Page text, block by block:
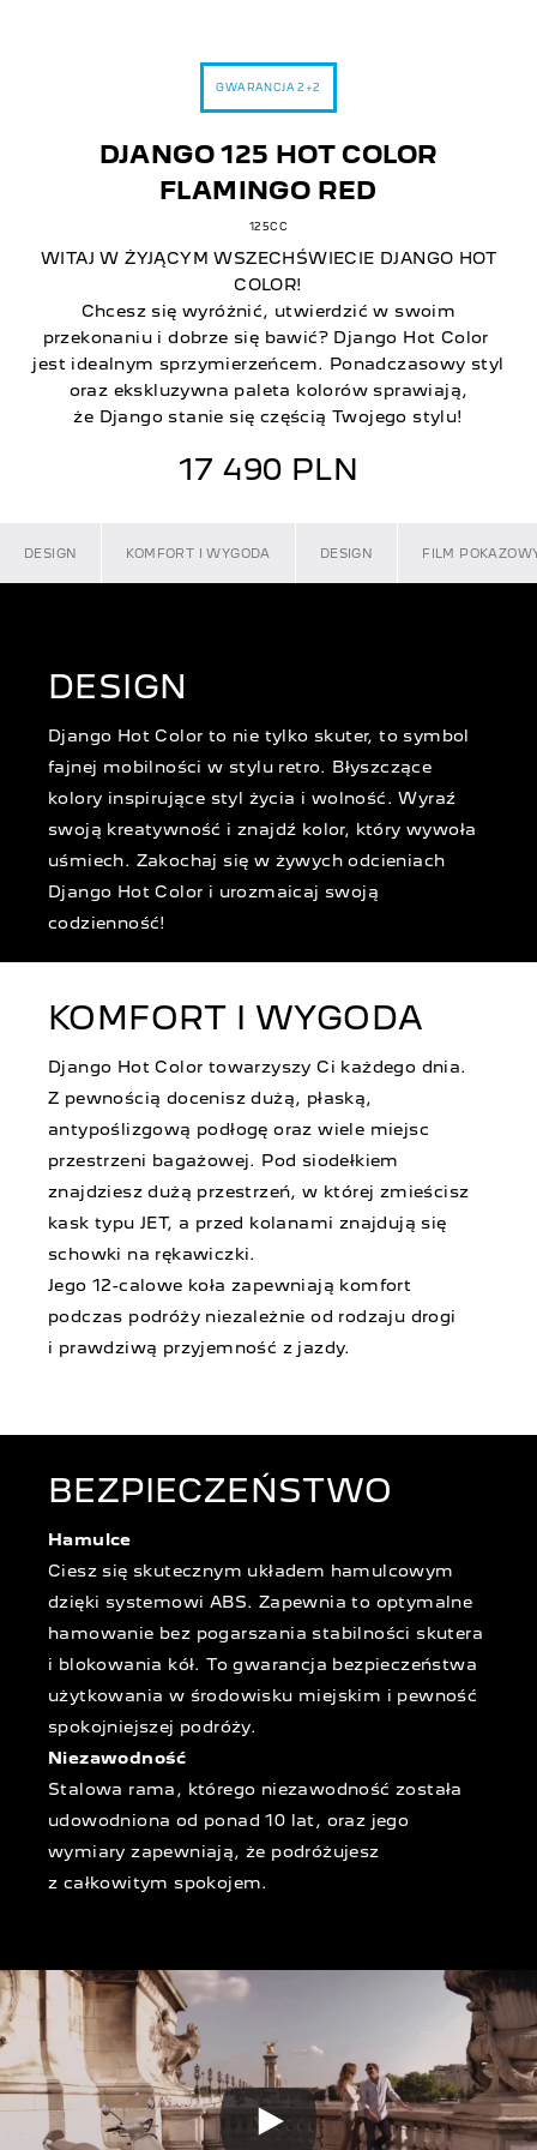
GWARANCJA 2+2
DJANGO 125 HOT COLOR
FLAMINGO RED
125CC
WITAJ W ŻYJĄCYM WSZECHŚWIECIE DJANGO HOT
COLOR!
Chcesz się wyróżnić, utwierdzić w swoim
przekonaniu i dobrze się bawić? Django Hot Color
jest idealnym sprzymierzeńcem. Ponadczasowy styl
oraz ekskluzywna paleta kolorów sprawiają,
że Django stanie się częścią Twojego stylu!
17 490 PLN
DESIGN KOMFORT I WYGODA DESIGN FILM
DESIGN
Django Hot Color to nie tylko skuter, to symbol
fajnej mobilności w stylu retro. Błyszczące
kolory inspirujące styl życia i wolność. Wyraź
swoją kreatywność i znajdź kolor, który wywoła
uśmiech. Zakochaj się w żywych odcieniach
Django Hot Color i urozmaicaj swoją
codzienność!
KOMFORT I WYGODA
Django Hot Color towarzyszy Ci każdego dnia.
Z pewnością docenisz dużą, płaską,
antypoślizgową podłogę oraz wiele miejsc
przestrzeni bagażowej. Pod siodełkiem
znajdziesz dużą przestrzeń, w której zmieścisz
kask typu JET, a przed kolanami znajdują się
schowki na rękawiczki.
Jego 12-calowe koła zapewniają komfort
podczas podróży niezależnie od rodzaju drogi
i prawdziwą przyjemność z jazdy.
BEZPIECZEŃSTWO
Hamulce
Ciesz się skutecznym układem hamulcowym
dzięki systemowi ABS. Zapewnia to optymalne
hamowanie bez pogarszania stabilności skutera
i blokowania kół. To gwarancja bezpieczeństwa
użytkowania w środowisku miejskim i pewność
spokojniejszej podróży.
Niezawodność
Stalowa rama, którego niezawodność została
udowodniona od ponad 10 lat, oraz jego
wymiary zapewniają, że podróżujesz
z całkowitym spokojem.